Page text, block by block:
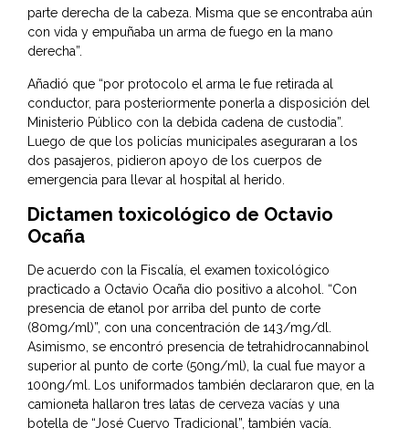
parte derecha de la cabeza. Misma que se encontraba aún
con vida y empuñaba un arma de fuego en la mano
derecha”.
Añadió que “por protocolo el arma le fue retirada al
conductor, para posteriormente ponerla a disposición del
Ministerio Público con la debida cadena de custodia”.
Luego de que los policías municipales aseguraran a los
dos pasajeros, pidieron apoyo de los cuerpos de
emergencia para llevar al hospital al herido.
Dictamen toxicológico de Octavio
Ocaña
De acuerdo con la Fiscalía, el examen toxicológico
practicado a Octavio Ocaña dio positivo a alcohol. “Con
presencia de etanol por arriba del punto de corte
(80mg/ml)”, con una concentración de 143/mg/dl.
Asimismo, se encontró presencia de tetrahidrocannabinol
superior al punto de corte (50ng/ml), la cual fue mayor a
100ng/ml. Los uniformados también declararon que, en la
camioneta hallaron tres latas de cerveza vacías y una
botella de “José Cuervo Tradicional”, también vacía.